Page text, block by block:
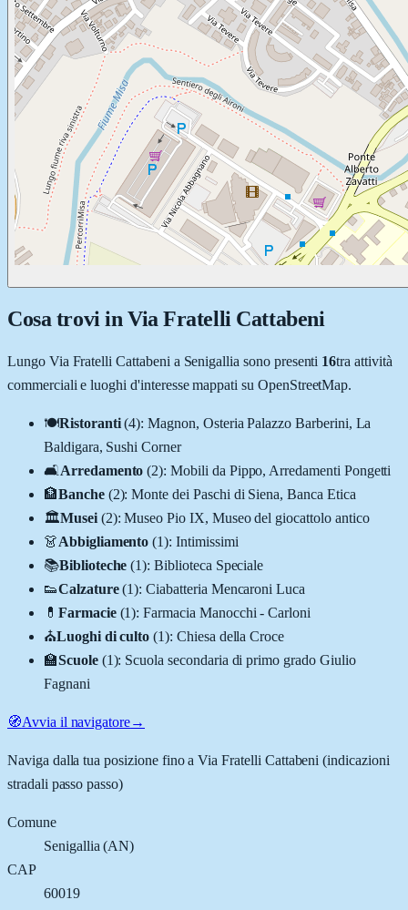
Cosa trovi in Via Fratelli Cattabeni
Lungo Via Fratelli Cattabeni a Senigallia sono presenti 16tra attività
commerciali e luoghi d'interesse mappati su OpenStreetMap.
🍽️Ristoranti (4):Magnon, Osteria Palazzo Barberini, La
Baldigara, Sushi Corner
🛋️Arredamento (2):Mobili da Pippo, Arredamenti Pongetti
🏦Banche (2):Monte dei Paschi di Siena, Banca Etica
🏛️Musei (2):Museo Pio IX, Museo del giocattolo antico
👗Abbigliamento (1):Intimissimi
📚Biblioteche (1):Biblioteca Speciale
👟Calzature (1):Ciabatteria Mencaroni Luca
💊 Farmacie (1):Farmacia Manocchi - Carloni
⛪Luoghi di culto (1): Chiesa della Croce
🏫Scuole (1): Scuola secondaria di primo grado Giulio
Fagnani
🧭Avvia il navigatore→
Naviga dalla tua posizione fino aVia Fratelli Cattabeni (indicazioni
stradali passo passo)
Comune
Senigallia (AN)
CAP
60019